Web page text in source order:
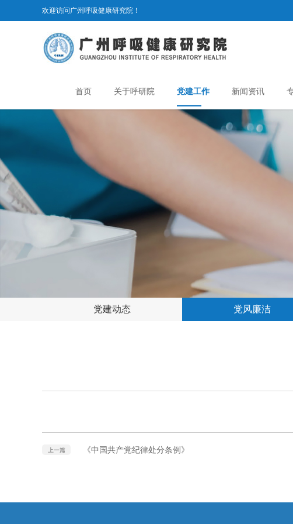
欢迎访问广州呼吸健康研究院！
首页 关于呼研院 党建工作 新闻资讯
党建动态 党风廉洁
上一篇 《中国共产党纪律处分条例》